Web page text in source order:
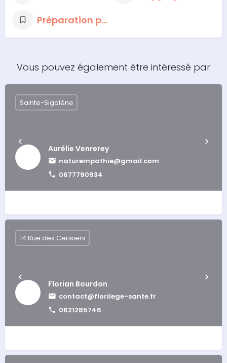
Préparation physique dans des sports spécifiques
Vous pouvez également être intéressé par
Aurélie Venrerey
naturempathie@gmail.com
0677790934
Sainte-Sigolène
Florian Bourdon
contact@florilege-sante.fr
0621285746
14 Rue des Cerisiers